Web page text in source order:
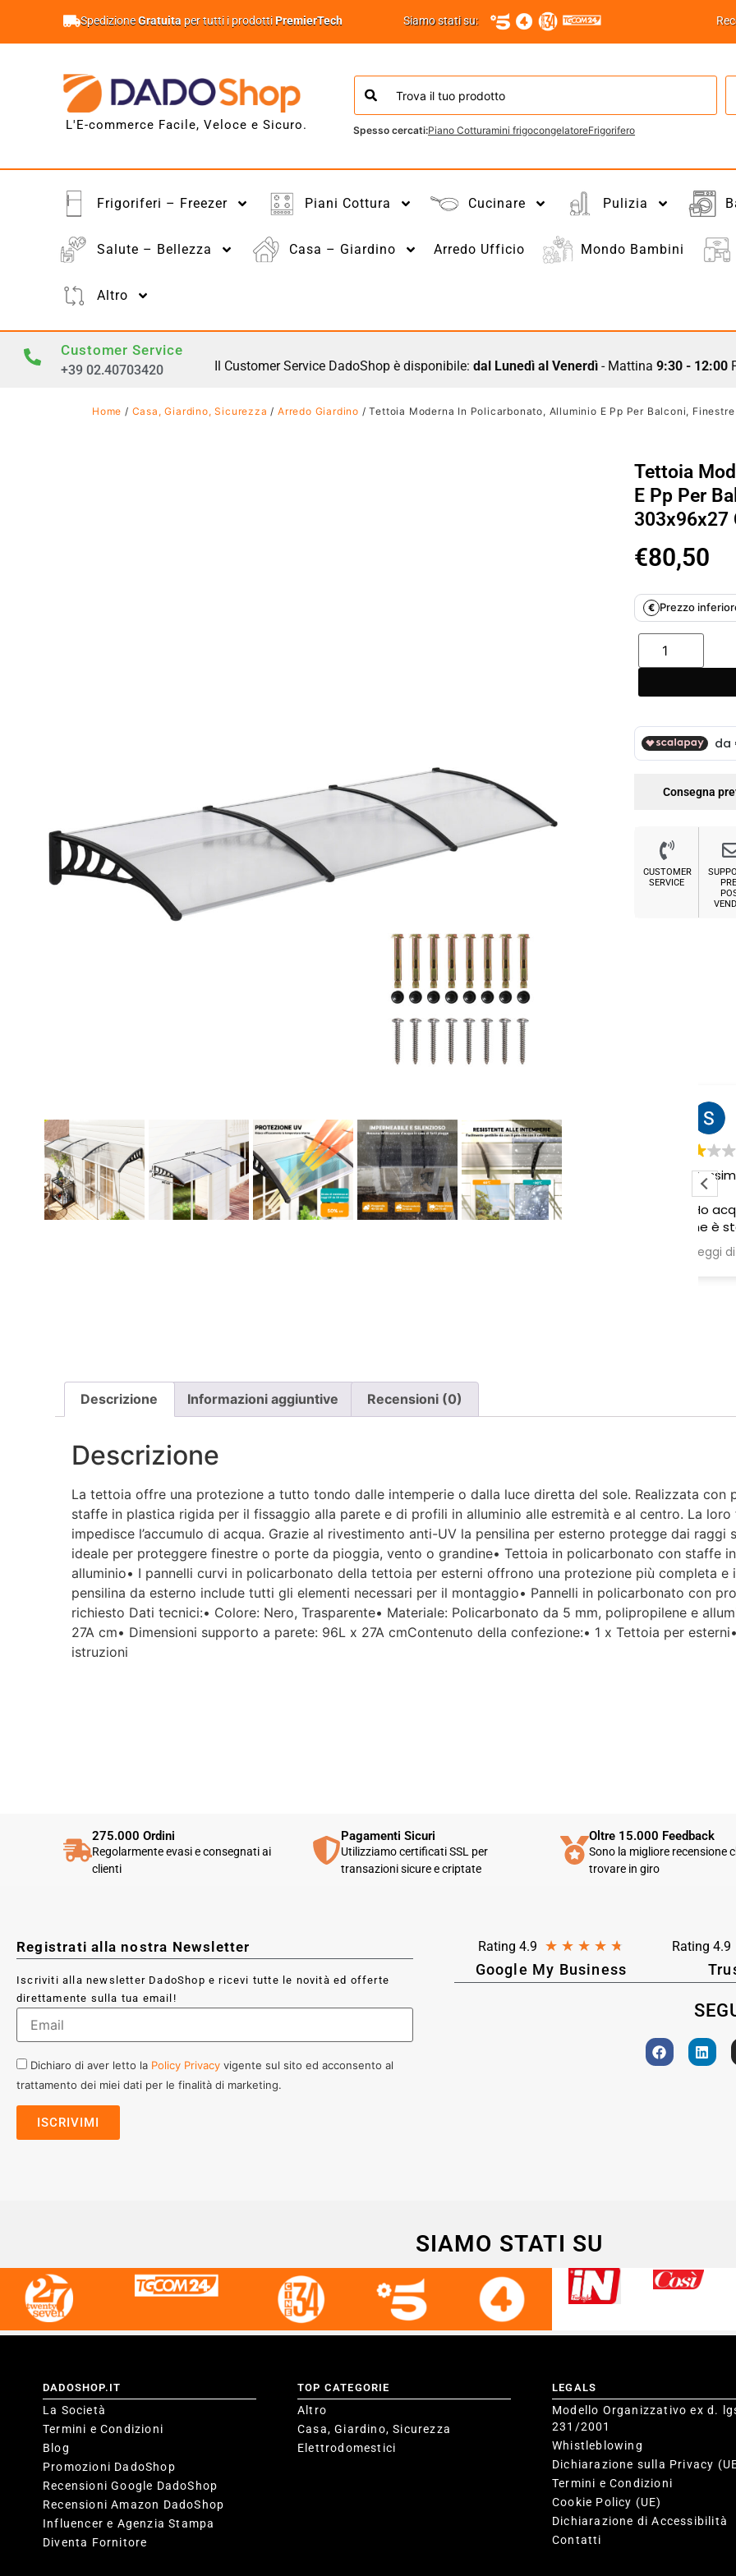
SpedizioneGratuita per tutti i prodottiPremierTech Siamo stati su:
L'E-commerce Facile, Veloce e Sicuro. Spesso cercati:Piano Cotturamini frigocongelatoreFrigorifero
Frigoriferi – Freezer Piani Cottura Cucinare Pulizia
Salute – Bellezza Casa – Giardino Arredo Ufficio Mondo Bambini
Altro
Customer Service
+39 02.40703420 Il Customer Service DadoShop è disponibile: dal Lunedì al Venerdì- Mattina 9:30 - 12:00
Home / Casa, Giardino, Sicurezza / Arredo Giardino / Tettoia Moderna In Policarbonato, Alluminio E Pp Per Balconi,
Tettoia
E Pp Per
303x96x27
€80,50
€ Prezzo
Consegna
CUSTOMER
SERVICE
2 settimane fa
Pessima esperienza.
Ho acquistato due poltrone, ma
stato comunicato che erano in
corriere. Da allora nessun
Per un'azienda che vende
esclusivamente online, mi
aspettavo un servizio clienti molto
più efficiente. L'assistenza è
disponibile solo in fasce orarie
molto limitate e, nel mio caso, la
gestione del post-vendita è stata
lenta e poco rassicurante.
Descrizione Informazioni aggiuntive Recensioni (0)
Descrizione
La tettoia offre una protezione a tutto tondo dalle intemperie o dalla luce diretta del sole. Realizzata
staffe in plastica rigida per il fissaggio alla parete e di profili in alluminio alle estremità e al centro. La
impedisce l’accumulo di acqua. Grazie al rivestimento anti-UV la pensilina per esterno protegge dai raggi
ideale per proteggere finestre o porte da pioggia, vento o grandine• Tettoia in policarbonato con staffe
alluminio• I pannelli curvi in policarbonato della tettoia per esterni offrono una protezione più completa e
pensilina da esterno include tutti gli elementi necessari per il montaggio• Pannelli in policarbonato con
richiesto Dati tecnici:• Colore: Nero, Trasparente• Materiale: Policarbonato da 5 mm, polipropilene e
27A cm• Dimensioni supporto a parete: 96L x 27A cmContenuto della confezione:• 1 x Tettoia per
istruzioni
275.000 Ordini
Regolarmente evasi e consegnati ai
clienti
Pagamenti Sicuri
Utilizziamo certificati SSL per
transazioni sicure e criptate
Oltre 15.000 Feedback
Sono la migliore recensione
trovare in giro
Registrati alla nostra Newsletter
Iscriviti alla newsletter DadoShop e ricevi tutte le novità ed offerte
direttamente sulla tua email!
Dichiaro di aver letto la Policy Privacy vigente sul sito ed acconsento al
trattamento dei miei dati per le finalità di marketing.
Rating 4.9 ★ ★ ★ ★ ★
Google My Business
Rating 4.9
SIAMO STATI SU
DADOSHOP.IT
La Società
Termini e Condizioni
Blog
Promozioni DadoShop
Recensioni Google DadoShop
Recensioni Amazon DadoShop
Influencer e Agenzia Stampa
Diventa Fornitore
TOP CATEGORIE
Altro
Casa, Giardino, Sicurezza
Elettrodomestici
LEGALS
Modello Organizzativo ex d.
231/2001
Whistleblowing
Dichiarazione sulla Privacy
Termini e Condizioni
Cookie Policy (UE)
Dichiarazione di Accessibilità
Contatti